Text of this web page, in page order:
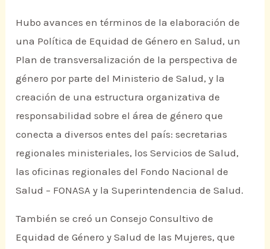
Hubo avances en términos de la elaboración de
una Política de Equidad de Género en Salud, un
Plan de transversalización de la perspectiva de
género por parte del Ministerio de Salud, y la
creación de una estructura organizativa de
responsabilidad sobre el área de género que
conecta a diversos entes del país: secretarias
regionales ministeriales, los Servicios de Salud,
las oficinas regionales del Fondo Nacional de
Salud – FONASA y la Superintendencia de Salud.
También se creó un Consejo Consultivo de
Equidad de Género y Salud de las Mujeres, que